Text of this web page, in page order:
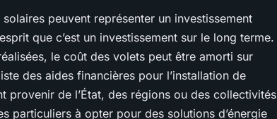
peuvent représenter un investissement
que c’est un investissement sur le long terme.
le coût des volets peut être amorti sur
des aides financières pour l’installation de
provenir de l’État, des régions ou des collectivités
particuliers à opter pour des solutions d’énergie